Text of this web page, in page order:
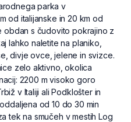
parka v
od italijanske in 20 km od
obdan s čudovito pokrajino z
lahko naletite na planiko,
divje ovce, jelene in svizce.
zelo aktivno, okolica
2200 m visoko goro
v Italiji ali Podklošter in
od 10 do 30 min
tek na smučeh v mestih Log